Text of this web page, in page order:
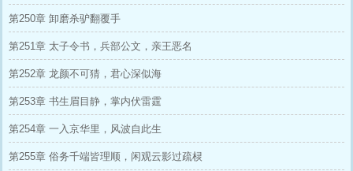
第250章 卸磨杀驴翻覆手
第251章 太子令书，兵部公文，亲王恶名
第252章 龙颜不可猜，君心深似海
第253章 书生眉目静，掌内伏雷霆
第254章 一入京华里，风波自此生
第255章 俗务千端皆理顺，闲观云影过疏棂